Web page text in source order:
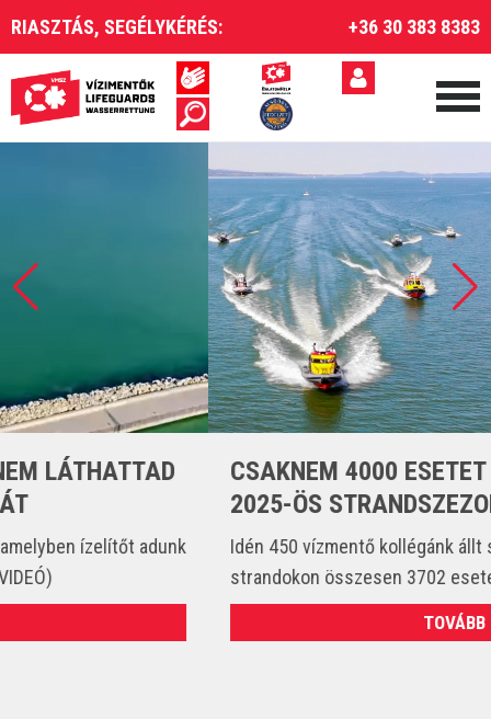
RIASZTÁS, SEGÉLYKÉRÉS: +36 30 383 8383
CSAKNEM 4000 ESETET LÁTTUNK EL A
2025-ÖS STRANDSZEZONBAN
Idén 450 vízmentő kollégánk állt szolgálatba és csak a
strandokon összesen 3702 esetet látott el. (VIDEÓ)